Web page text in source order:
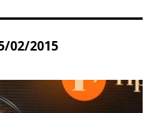
02/2015